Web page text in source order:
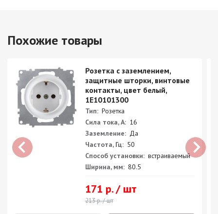
Похожие товары
Розетка с заземлением,
защитные шторки, винтовые
контакты, цвет белый,
1E10101300
Тип: Розетка
Сила тока, А: 16
Заземление: Да
Частота, Гц: 50
Способ установки: встраиваемый
Ширина, мм: 80.5
171 р. / шт
213 р. / шт